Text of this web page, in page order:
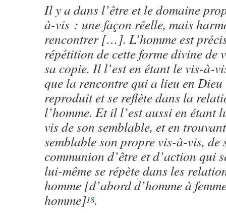
Il y a dans l’être et le domaine
à-vis : une façon réelle, mais
rencontrer […]. L’homme est
répétition de cette forme divine de
sa copie. Il l’est en étant le vis-à-
que la rencontre qui a lieu en Dieu
reproduit et se reflète dans la
l’homme. Et il l’est aussi en étant
vis de son semblable, et en
semblable son propre vis-à-vis, de
communion d’être et d’action qui
lui-même se répète dans les
homme [d’abord d’homme à
homme]18.